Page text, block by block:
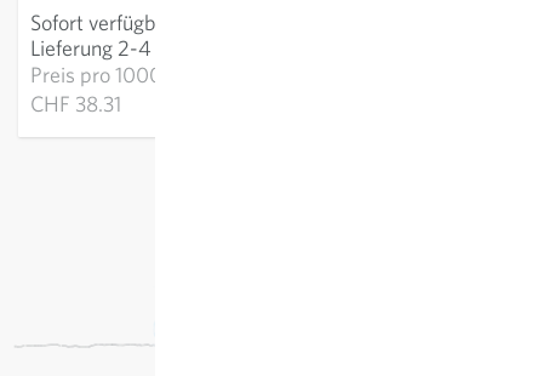
Sofort verfügbar
Lieferung 2-4 Tage
Preis pro1000k:
CHF 38.31